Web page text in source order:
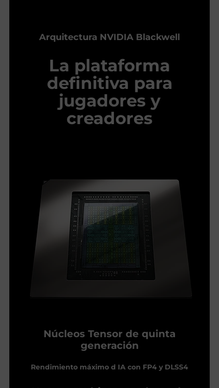
Arquitectura NVIDIA Blackwell
La plataforma
definitiva para
jugadores y
creadores
Núcleos Tensor de quinta
generación
Rendimiento máximo d IA con FP4 y DLSS4